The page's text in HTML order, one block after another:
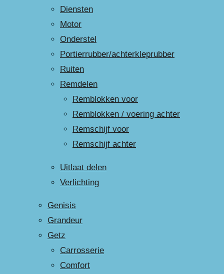
Diensten
Motor
Onderstel
Portierrubber/achterkleprubber
Ruiten
Remdelen
Remblokken voor
Remblokken / voering achter
Remschijf voor
Remschijf achter
Uitlaat delen
Verlichting
Genisis
Grandeur
Getz
Carrosserie
Comfort